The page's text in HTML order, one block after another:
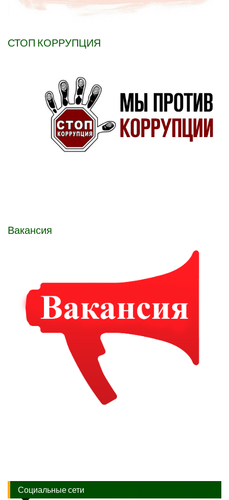
СТОП КОРРУПЦИЯ
Вакансия
Социальные сети